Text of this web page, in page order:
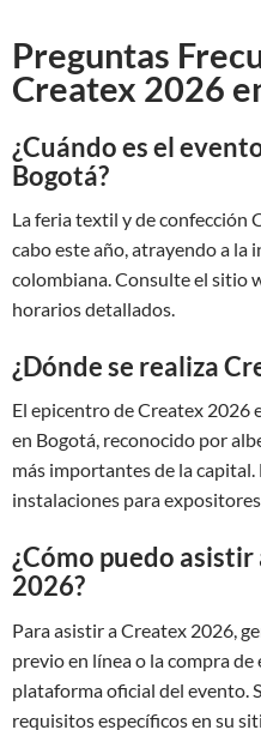
Preguntas
Createx 2026
¿Cuándo es el
Bogotá?
La feria textil y de confección
cabo este año, atrayendo a la
colombiana. Consulte el sitio
horarios detallados.
¿Dónde se realiza
El epicentro de Createx 2026
en Bogotá, reconocido por
más importantes de la
instalaciones para
¿Cómo puedo
2026?
Para asistir a Createx 2026,
previo en línea o la compra
plataforma oficial del evento.
requisitos específicos en su